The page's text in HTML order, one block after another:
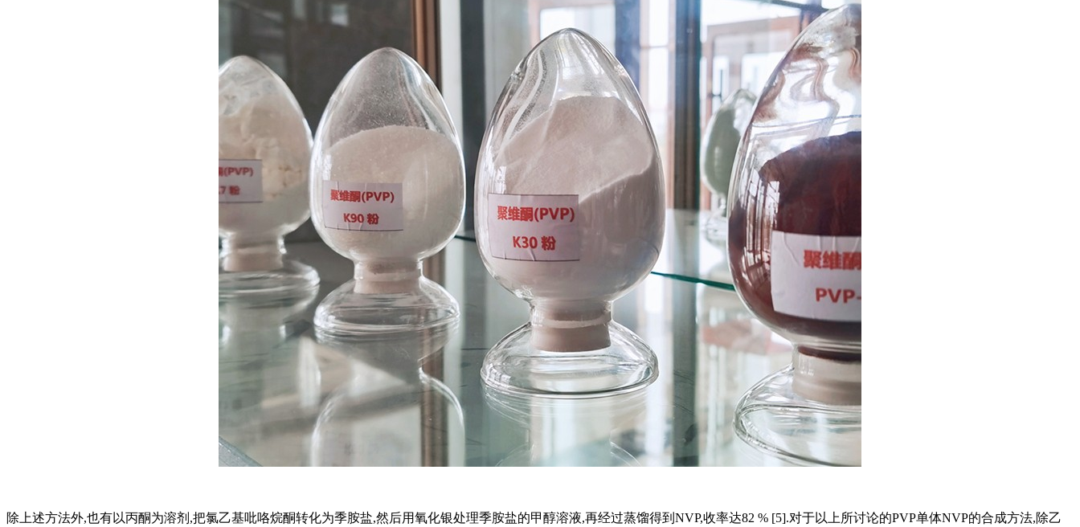
除上述方法外,也有以丙酮为溶剂,把氯乙基吡咯烷酮转化为季胺盐,然后用氧化银处理季胺盐的甲醇溶液,再经过蒸馏得到NVP,收率达82 % [5].对于以上所讨论的PVP单体NVP的合成方法,除乙